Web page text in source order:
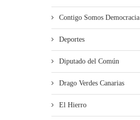
Contigo Somos Democracia
Deportes
Diputado del Común
Drago Verdes Canarias
El Hierro